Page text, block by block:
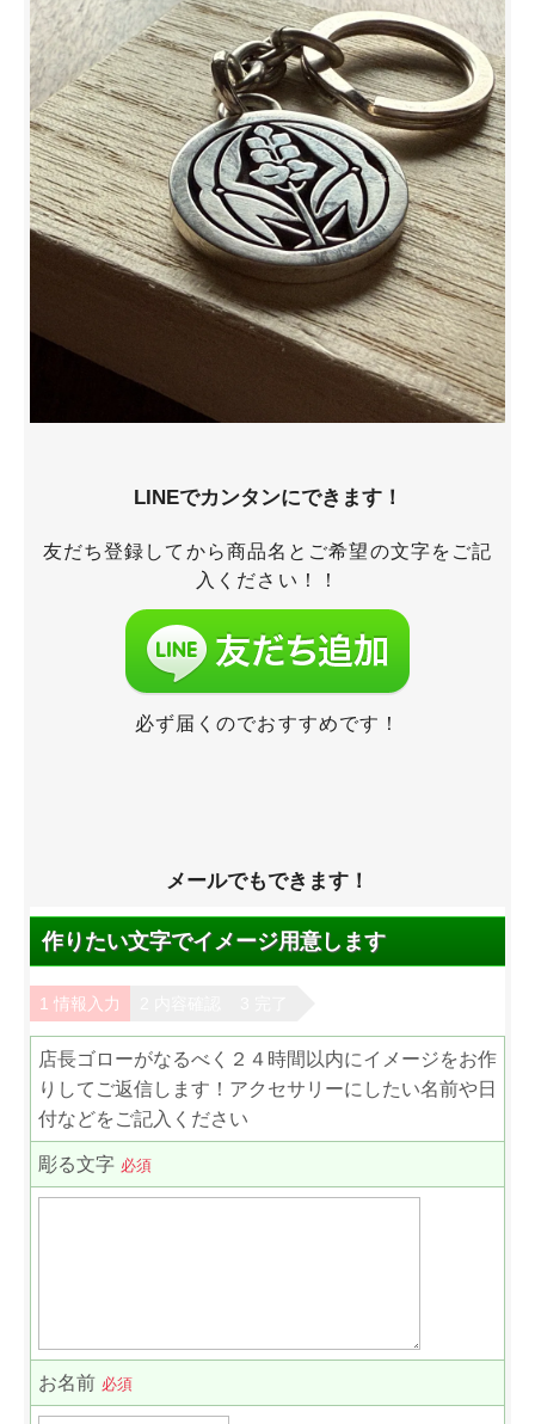
LINEでカンタンにできます！
友だち登録してから商品名とご希望の文字をご記
入ください！！
必ず届くのでおすすめです！
メールでもできます！